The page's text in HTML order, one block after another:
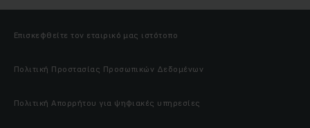
Επισκεφθείτε τον εταιρικό μας ιστότοπο
Πολιτική Προστασίας Προσωπικών Δεδομένων
Πολιτική Απορρήτου για ψηφιακές υπηρεσίες